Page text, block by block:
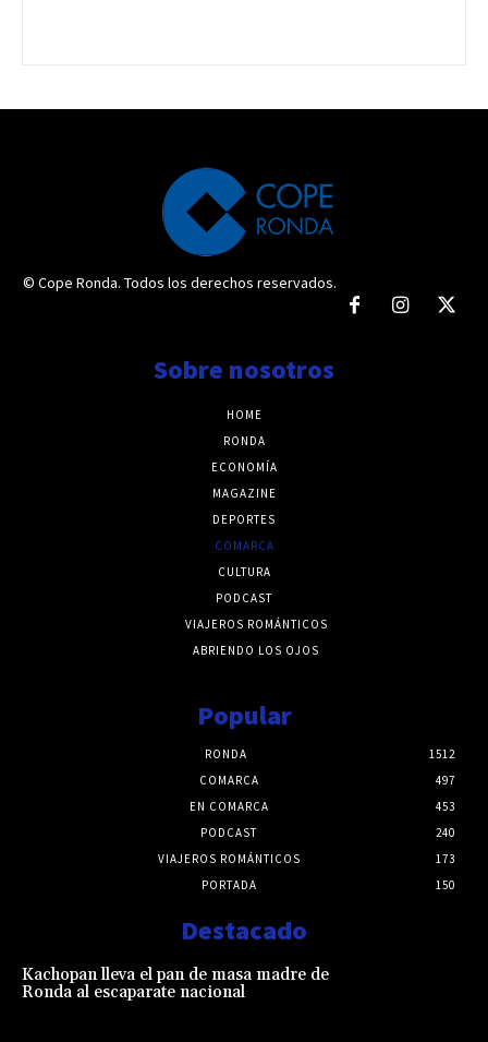
© Cope Ronda. Todos los derechos reservados.
Sobre nosotros
HOME
RONDA
ECONOMÍA
MAGAZINE
DEPORTES
COMARCA
CULTURA
PODCAST
VIAJEROS ROMÁNTICOS
ABRIENDO LOS OJOS
Popular
RONDA
1512
COMARCA
497
EN COMARCA
453
PODCAST
240
VIAJEROS ROMÁNTICOS
173
PORTADA
150
Destacado
Kachopan lleva el pan de masa madre de
Ronda al escaparate nacional